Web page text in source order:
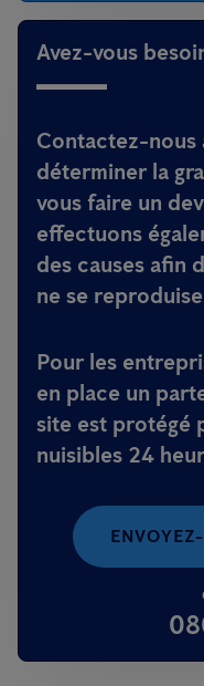
Avez-vous
Contactez-nous
déterminer la
vous faire un
effectuons
des causes afin
ne se
Pour les
en place un
site est protégé
nuisibles 24